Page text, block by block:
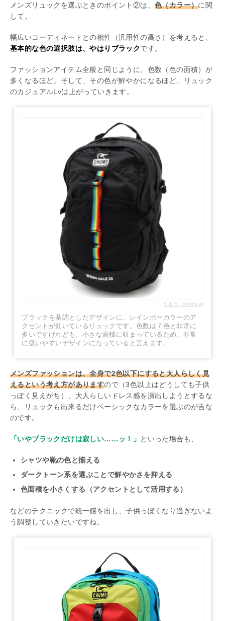
メンズリュックを選ぶときのポイント②は、 色（カラー）に関
して。
幅広いコーディネートとの相性（汎用性の高さ）を考えると、
基本的な色の選択肢は、やはりブラックです。
ファッションアイテム全般と同じように、色数（色の面積）が
多くなるほど。そして、その色が鮮やかになるほど、リュック
のカジュアルLvは上がっていきます。
引用元：chums.jp
ブラックを基調としたデザインに、レインボーカラーのア
クセントが効いているリュックです。色数は７色と非常に
多いですけれども、小さな面積に収まっているため、非常
に扱いやすいデザインになっていると言えます。
メンズファッションは、全身で2色以下にすると大人らしく見
えるという考え方がありますので（3色以上はどうしても子供
っぽく見えがち）、大人らしいドレス感を演出しようとするな
ら、リュックも出来るだけベーシックなカラーを選ぶのが吉な
のです。
「いやブラックだけは寂しい……ッ！」 といった場合も、
シャツや靴の色と揃える
ダークトーン系を選ぶことで鮮やかさを抑える
色面積を小さくする（アクセントとして活用する）
などのテクニックで統一感を出し、子供っぽくなり過ぎないよ
う調整していきたいですね。